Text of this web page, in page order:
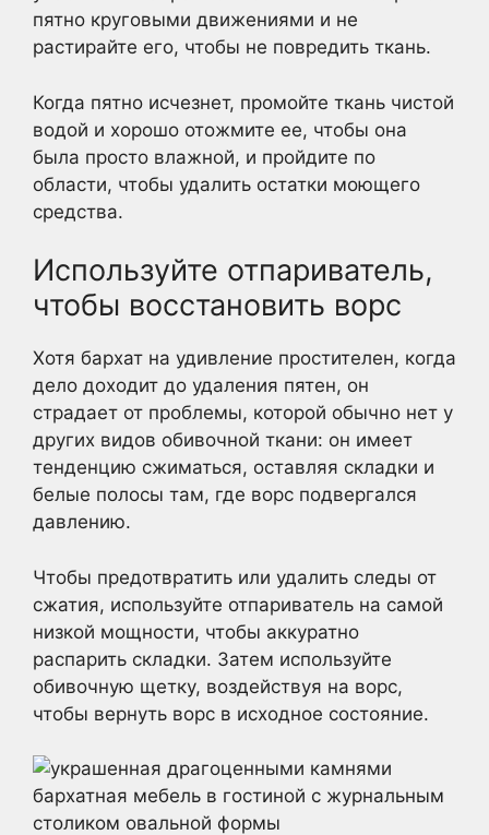
пятно круговыми движениями и не
растирайте его, чтобы не повредить ткань.
Когда пятно исчезнет, промойте ткань чистой
водой и хорошо отожмите ее, чтобы она
была просто влажной, и пройдите по
области, чтобы удалить остатки моющего
средства.
Используйте отпариватель,
чтобы восстановить ворс
Хотя бархат на удивление простителен, когда
дело доходит до удаления пятен, он
страдает от проблемы, которой обычно нет у
других видов обивочной ткани: он имеет
тенденцию сжиматься, оставляя складки и
белые полосы там, где ворс подвергался
давлению.
Чтобы предотвратить или удалить следы от
сжатия, используйте отпариватель на самой
низкой мощности, чтобы аккуратно
распарить складки. Затем используйте
обивочную щетку, воздействуя на ворс,
чтобы вернуть ворс в исходное состояние.